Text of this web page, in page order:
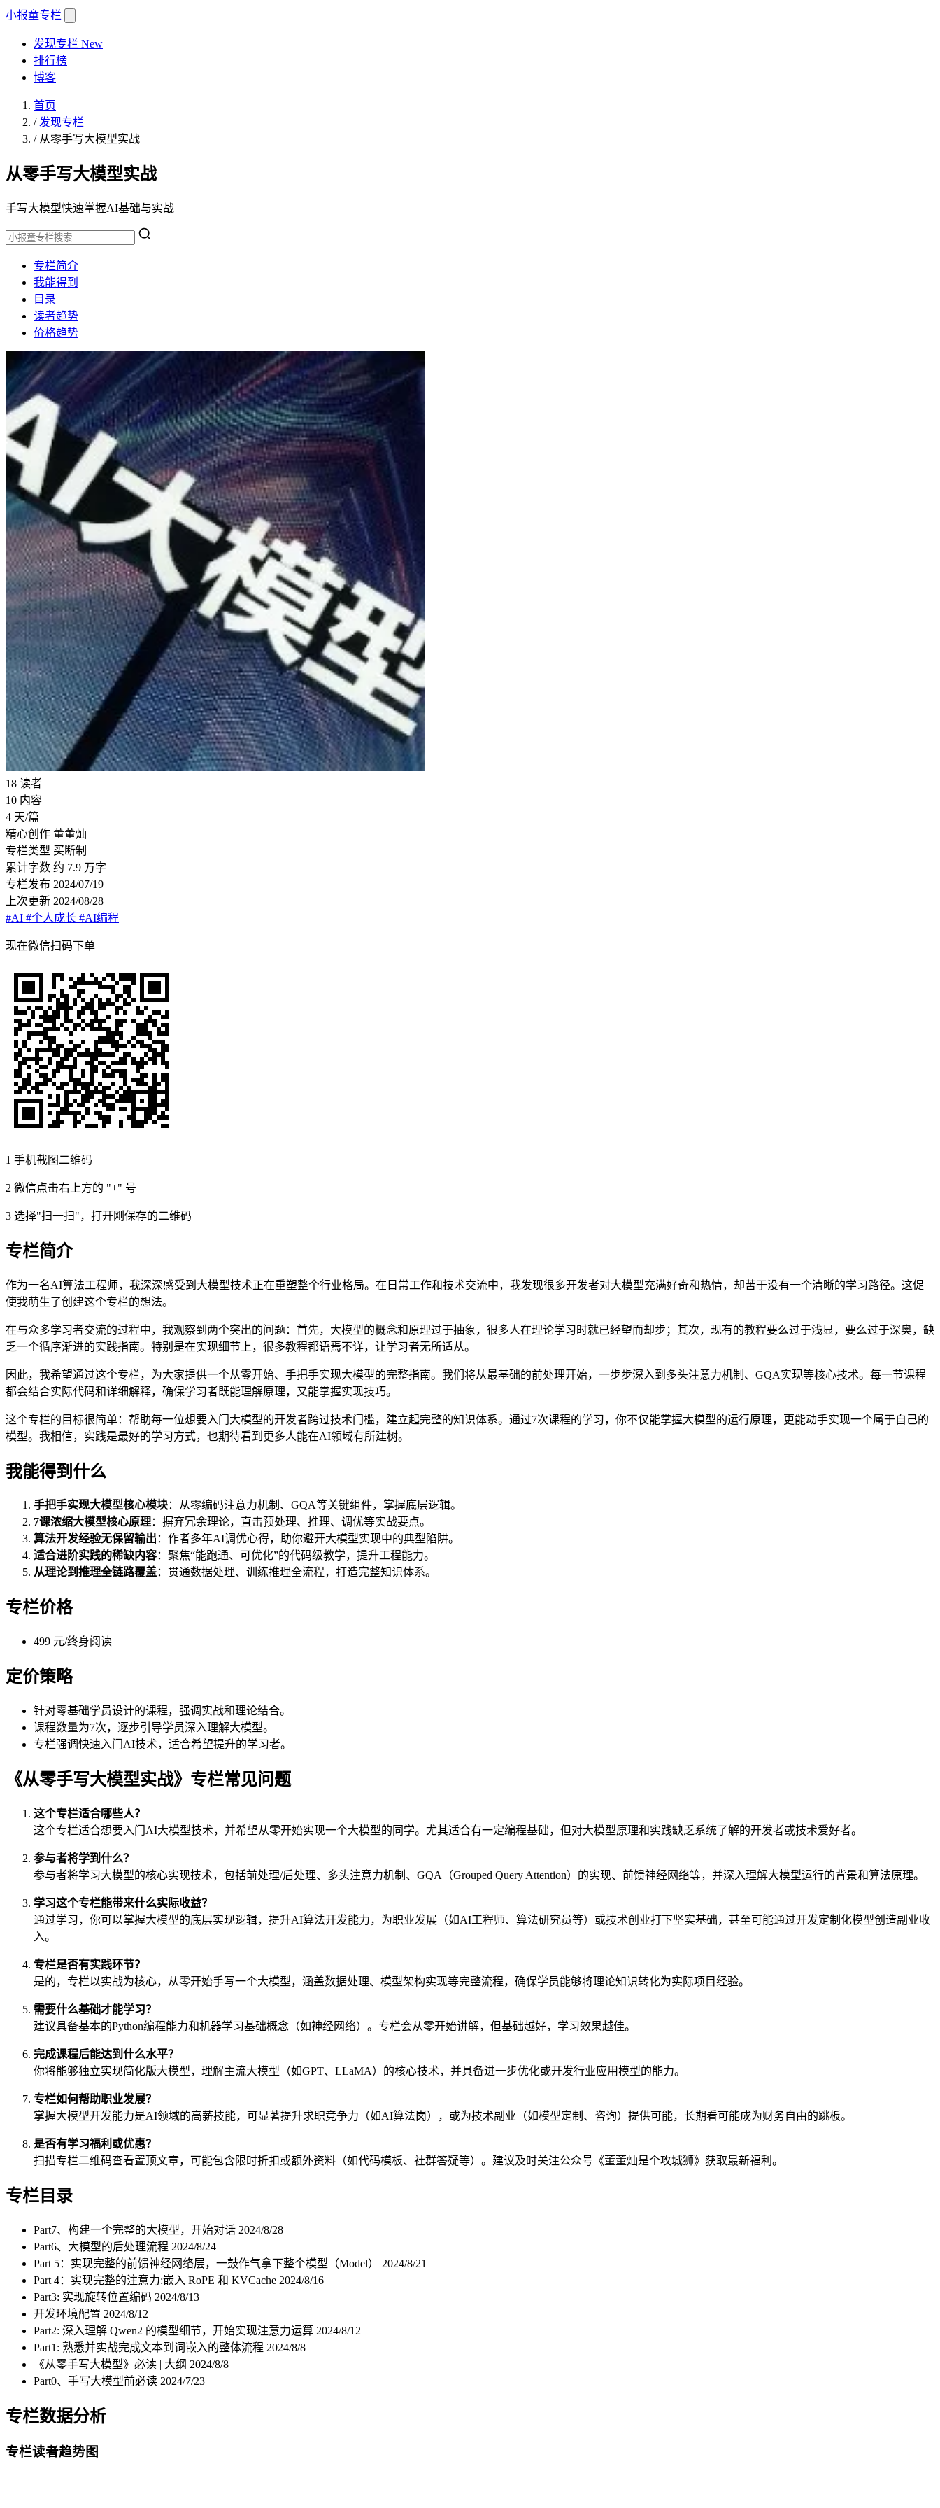
小报童专栏
发现专栏 New
排行榜
博客
首页
/ 发现专栏
/ 从零手写大模型实战
从零手写大模型实战
手写大模型快速掌握AI基础与实战
专栏简介
我能得到
目录
读者趋势
价格趋势
18 读者
10 内容
4 天/篇
精心创作 董董灿
专栏类型 买断制
累计字数 约 7.9 万字
专栏发布 2024/07/19
上次更新 2024/08/28
#AI #个人成长 #AI编程
现在微信扫码下单
1 手机截图二维码
2 微信点击右上方的 "+" 号
3 选择"扫一扫"，打开刚保存的二维码
专栏简介
作为一名AI算法工程师，我深深感受到大模型技术正在重塑整个行业格局。在日常工作和技术交流中，我发现很多开发者对大模型充满好奇和热情，却苦于没有一个清晰的学习路径。这促
使我萌生了创建这个专栏的想法。
在与众多学习者交流的过程中，我观察到两个突出的问题：首先，大模型的概念和原理过于抽象，很多人在理论学习时就已经望而却步；其次，现有的教程要么过于浅显，要么过于深奥，缺
乏一个循序渐进的实践指南。特别是在实现细节上，很多教程都语焉不详，让学习者无所适从。
因此，我希望通过这个专栏，为大家提供一个从零开始、手把手实现大模型的完整指南。我们将从最基础的前处理开始，一步步深入到多头注意力机制、GQA实现等核心技术。每一节课程
都会结合实际代码和详细解释，确保学习者既能理解原理，又能掌握实现技巧。
这个专栏的目标很简单：帮助每一位想要入门大模型的开发者跨过技术门槛，建立起完整的知识体系。通过7次课程的学习，你不仅能掌握大模型的运行原理，更能动手实现一个属于自己的
模型。我相信，实践是最好的学习方式，也期待看到更多人能在AI领域有所建树。
我能得到什么
手把手实现大模型核心模块：从零编码注意力机制、GQA等关键组件，掌握底层逻辑。
7课浓缩大模型核心原理：摒弃冗余理论，直击预处理、推理、调优等实战要点。
算法开发经验无保留输出 ：作者多年AI调优心得，助你避开大模型实现中的典型陷阱。
适合进阶实践的稀缺内容：聚焦“能跑通、可优化”的代码级教学，提升工程能力。
从理论到推理全链路覆盖：贯通数据处理、训练推理全流程，打造完整知识体系。
专栏价格
499 元/终身阅读
定价策略
针对零基础学员设计的课程，强调实战和理论结合。
课程数量为7次，逐步引导学员深入理解大模型。
专栏强调快速入门AI技术，适合希望提升的学习者。
《从零手写大模型实战》专栏常见问题
这个专栏适合哪些人？
这个专栏适合想要入门AI大模型技术，并希望从零开始实现一个大模型的同学。尤其适合有一定编程基础，但对大模型原理和实践缺乏系统了解的开发者或技术爱好者。
参与者将学到什么？
参与者将学习大模型的核心实现技术，包括前处理/后处理、多头注意力机制、GQA（Grouped Query Attention）的实现、前馈神经网络等，并深入理解大模型运行的背景和算法原理。
学习这个专栏能带来什么实际收益？
通过学习，你可以掌握大模型的底层实现逻辑，提升AI算法开发能力，为职业发展（如AI工程师、算法研究员等）或技术创业打下坚实基础，甚至可能通过开发定制化模型创造副业收
入。
专栏是否有实践环节？
是的，专栏以实战为核心，从零开始手写一个大模型，涵盖数据处理、模型架构实现等完整流程，确保学员能够将理论知识转化为实际项目经验。
需要什么基础才能学习？
建议具备基本的Python编程能力和机器学习基础概念（如神经网络）。专栏会从零开始讲解，但基础越好，学习效果越佳。
完成课程后能达到什么水平？
你将能够独立实现简化版大模型，理解主流大模型（如GPT、LLaMA）的核心技术，并具备进一步优化或开发行业应用模型的能力。
专栏如何帮助职业发展？
掌握大模型开发能力是AI领域的高薪技能，可显著提升求职竞争力（如AI算法岗），或为技术副业（如模型定制、咨询）提供可能，长期看可能成为财务自由的跳板。
是否有学习福利或优惠？
扫描专栏二维码查看置顶文章，可能包含限时折扣或额外资料（如代码模板、社群答疑等）。建议及时关注公众号《董董灿是个攻城狮》获取最新福利。
专栏目录
Part7、构建一个完整的大模型，开始对话 2024/8/28
Part6、大模型的后处理流程 2024/8/24
Part 5：实现完整的前馈神经网络层，一鼓作气拿下整个模型（Model） 2024/8/21
Part 4：实现完整的注意力:嵌入 RoPE 和 KVCache 2024/8/16
Part3: 实现旋转位置编码 2024/8/13
开发环境配置 2024/8/12
Part2: 深入理解 Qwen2 的模型细节，开始实现注意力运算 2024/8/12
Part1: 熟悉并实战完成文本到词嵌入的整体流程 2024/8/8
《从零手写大模型》必读 | 大纲 2024/8/8
Part0、手写大模型前必读 2024/7/23
专栏数据分析
专栏读者趋势图